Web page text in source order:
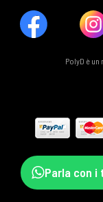
PolyD è un
Parla con i